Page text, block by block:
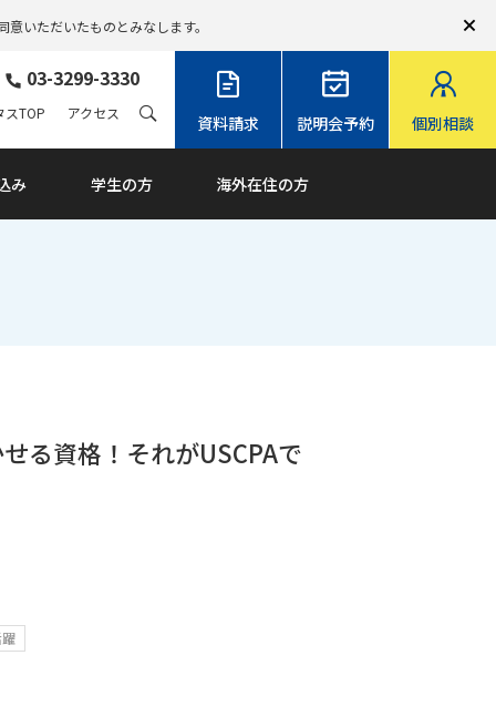
意いただいたものとみなします。
資料請求 説明会予約 個別相談
03-3299-3330
み 学生の方 海外在住の方
スTOP アクセス
る資格！それがUSCPAで